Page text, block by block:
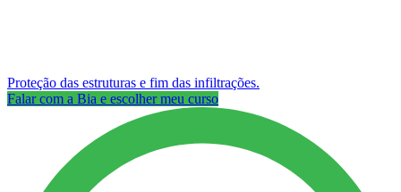
Proteção das estruturas e fim das infiltrações.
Falar com a Bia e escolher meu curso